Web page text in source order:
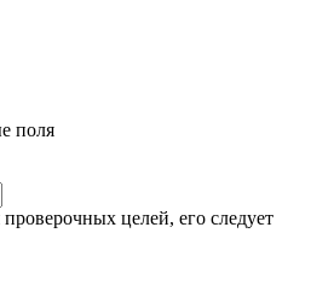
поля
целей, его следует